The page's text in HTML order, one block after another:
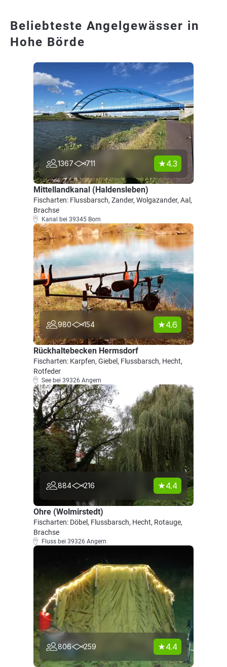
Beliebteste Angelgewässer in
Hohe Börde
1367 711 4.3
Mittellandkanal (Haldensleben)
Fischarten: Flussbarsch, Zander, Wolgazander, Aal,
Brachse
Kanal bei 39345 Born
980 154 4.6
Rückhaltebecken Hermsdorf
Fischarten: Karpfen, Giebel, Flussbarsch, Hecht,
Rotfeder
See bei 39326 Angern
884 216 4.4
Ohre (Wolmirstedt)
Fischarten: Döbel, Flussbarsch, Hecht, Rotauge,
Brachse
Fluss bei 39326 Angern
806 259 4.4